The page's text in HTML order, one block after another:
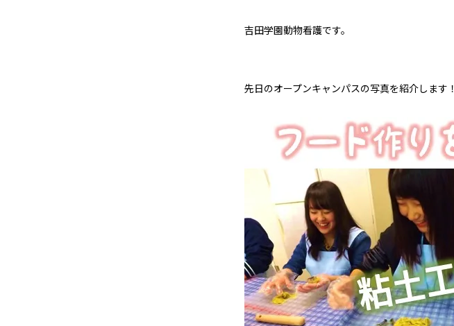
吉田学園動物看護です。
先日のオープンキャンパスの写真を紹介します！